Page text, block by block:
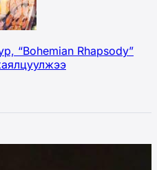
“Bohemian Rhapsody”